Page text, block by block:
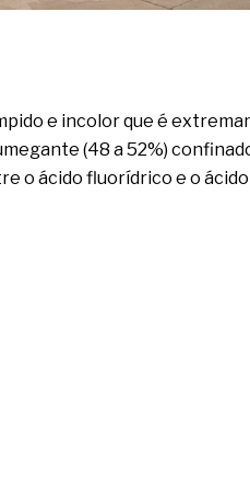
e incolor que é
(48 a 52%)
o ácido fluorídrico e o